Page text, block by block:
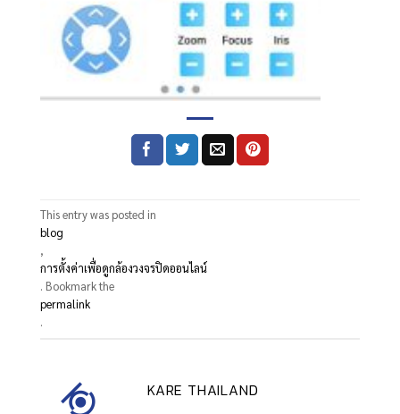
This entry was posted in
blog
,
การตั้งค่าเพื่อดูกล้องวงจรปิดออนไลน์
. Bookmark the
permalink
.
KARE THAILAND